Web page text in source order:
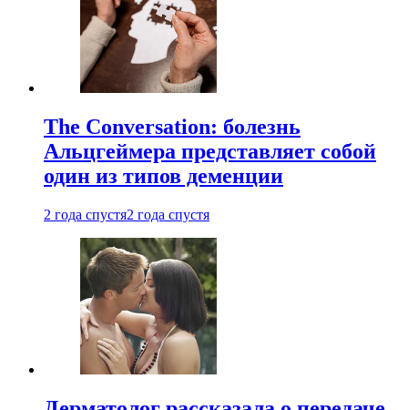
The Conversation: болезнь
Альцгеймера представляет собой
один из типов деменции
2 года спустя2 года спустя